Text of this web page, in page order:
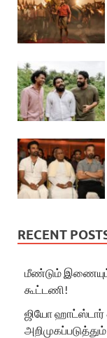
RECENT
மீண்டும்
கூட்டணி!
ஜியோ ஹாட்ஸ்டார்